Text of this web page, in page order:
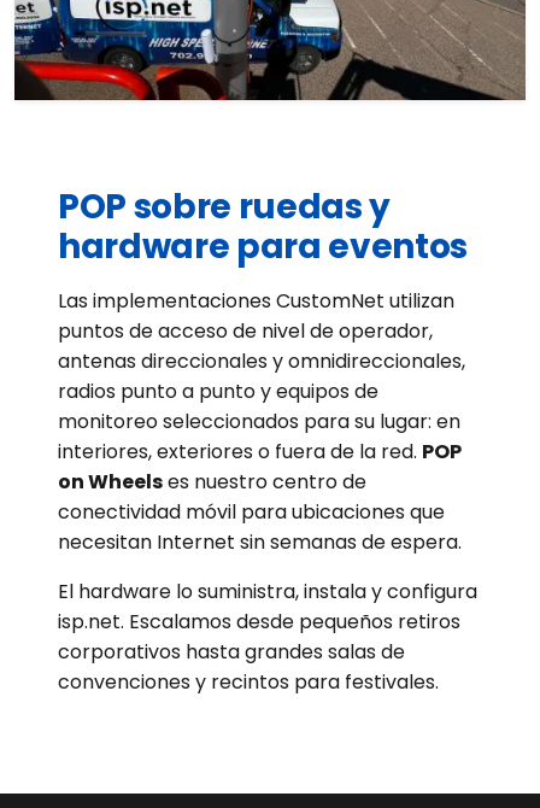
POP sobre ruedas y
hardware para eventos
Las implementaciones CustomNet utilizan
puntos de acceso de nivel de operador,
antenas direccionales y omnidireccionales,
radios punto a punto y equipos de
monitoreo seleccionados para su lugar: en
interiores, exteriores o fuera de la red. POP
on Wheelses nuestro centro de
conectividad móvil para ubicaciones que
necesitan Internet sin semanas de espera.
El hardware lo suministra, instala y configura
isp.net. Escalamos desde pequeños retiros
corporativos hasta grandes salas de
convenciones y recintos para festivales.